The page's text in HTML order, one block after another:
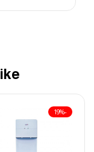
-19%